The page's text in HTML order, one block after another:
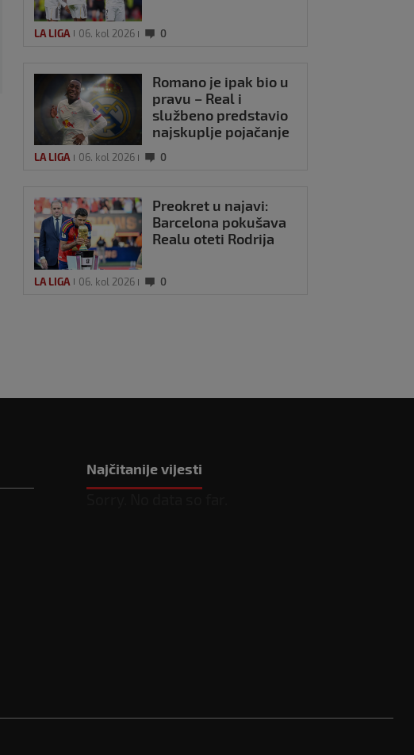
LA LIGA 06. kol 2026 0
Romano je ipak bio u
pravu – Real i
službeno predstavio
najskuplje pojačanje
LA LIGA 06. kol 2026 0
Preokret u najavi:
Barcelona pokušava
Realu oteti Rodrija
LA LIGA 06. kol 2026 0
Najčitanije vijesti